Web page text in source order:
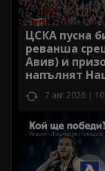
ЦСКА пусна
реванша
Авив) и
напълнят
7 авг 2026 |